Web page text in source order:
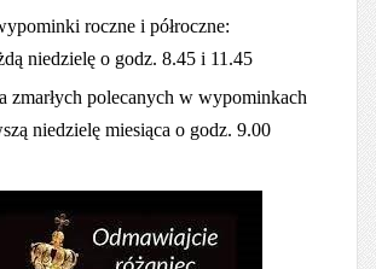
roczne i półroczne:
niedzielę o godz. 8.45 i 11.45
zmarłych polecanych w wypominkach
niedzielę miesiąca o godz. 9.00